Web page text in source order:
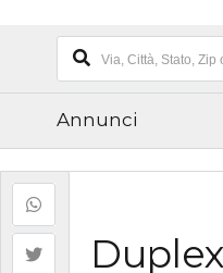
Annunci